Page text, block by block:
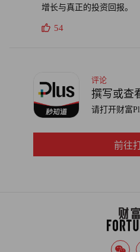
获得足额回报。”（财富中文网
增长与真正的投资回报。
54
评论
撰写或查
请打开财富
前往